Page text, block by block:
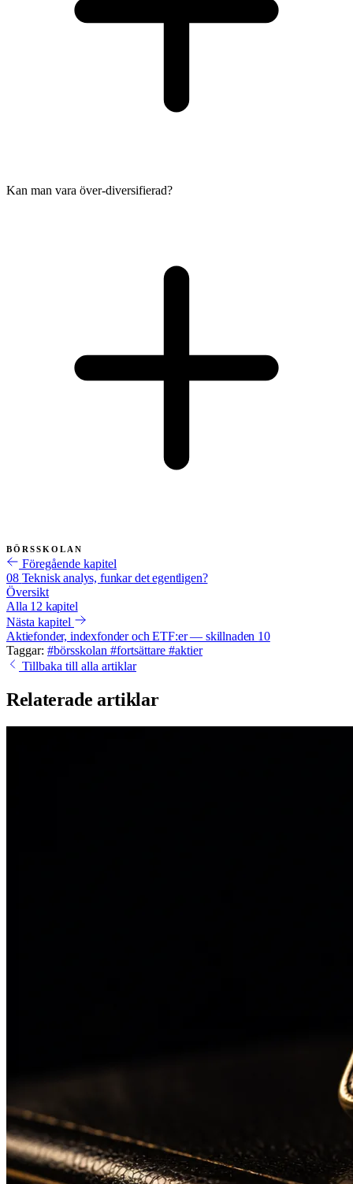
Kan man vara över-diversifierad?
BÖRSSKOLAN
Föregående kapitel
08 Teknisk analys, funkar det egentligen?
Översikt
Alla 12 kapitel
Nästa kapitel
Aktiefonder, indexfonder och ETF:er — skillnaden 10
Taggar: #börsskolan #fortsättare #aktier
Tillbaka till alla artiklar
Relaterade artiklar